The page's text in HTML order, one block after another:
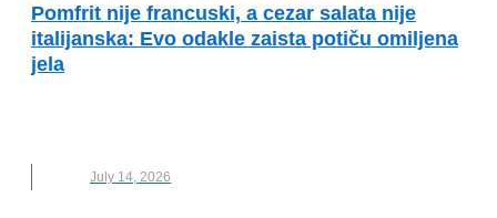
Pomfrit nije francuski, a cezar salata nije
italijanska: Evo odakle zaista potiču omiljena
jela
July 14, 2026